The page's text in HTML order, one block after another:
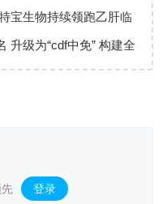
宝生物持续领跑乙肝临
升级为“cdf中免” 构建全
登录 。